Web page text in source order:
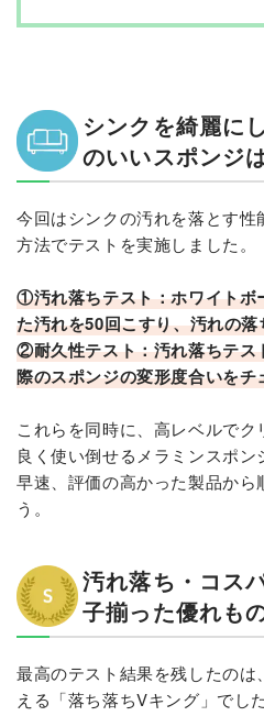
シンクを綺麗に
のいいスポンジ
今回はシンクの汚れを落とす
方法でテストを実施しました。
①汚れ落ちテスト：ホワイトボ
た汚れを50回こすり、汚れの
②耐久性テスト：汚れ落ちテス
際のスポンジの変形度合いをチ
これらを同時に、高レベルで
良く使い倒せるメラミンスポン
早速、評価の高かった製品から
う。
汚れ落ち・コス
子揃った優れも
最高のテスト結果を残したの
える「落ち落ちVキング」でし